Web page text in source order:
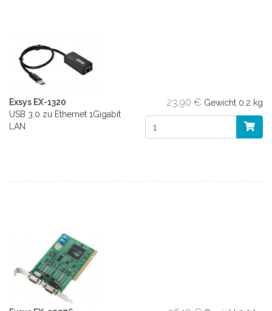
Exsys EX-1320
USB 3.0 zu Ethernet 1Gigabit
LAN
23,90 € Gewicht 0.2 kg